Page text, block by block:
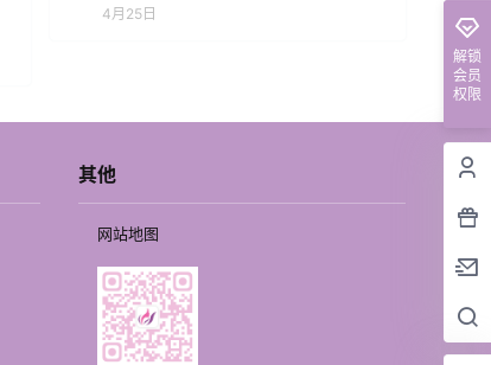
4月25日
解锁
会员
权限
其他
网站地图